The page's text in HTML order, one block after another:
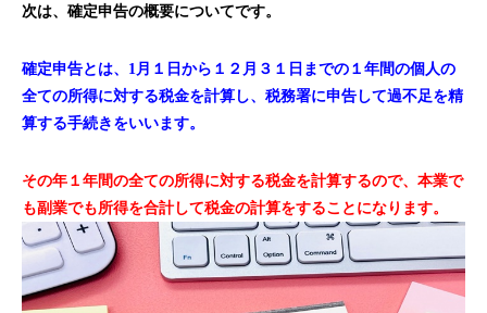
次は、確定申告の概要についてです。
確定申告とは、1月１日から１２月３１日までの１年間の個人の
全ての所得に対する税金を計算し、税務署に申告して過不足を精
算する手続きをいいます。
その年１年間の全ての所得に対する税金を計算するので、本業で
も副業でも所得を合計して税金の計算をすることになります。